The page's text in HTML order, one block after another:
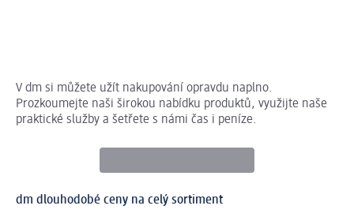
V dm si můžete užít nakupování opravdu naplno.
Prozkoumejte naši širokou nabídku produktů, využijte naše
praktické služby a šetřete s námi čas i peníze.
dm dlouhodobé ceny na celý sortiment